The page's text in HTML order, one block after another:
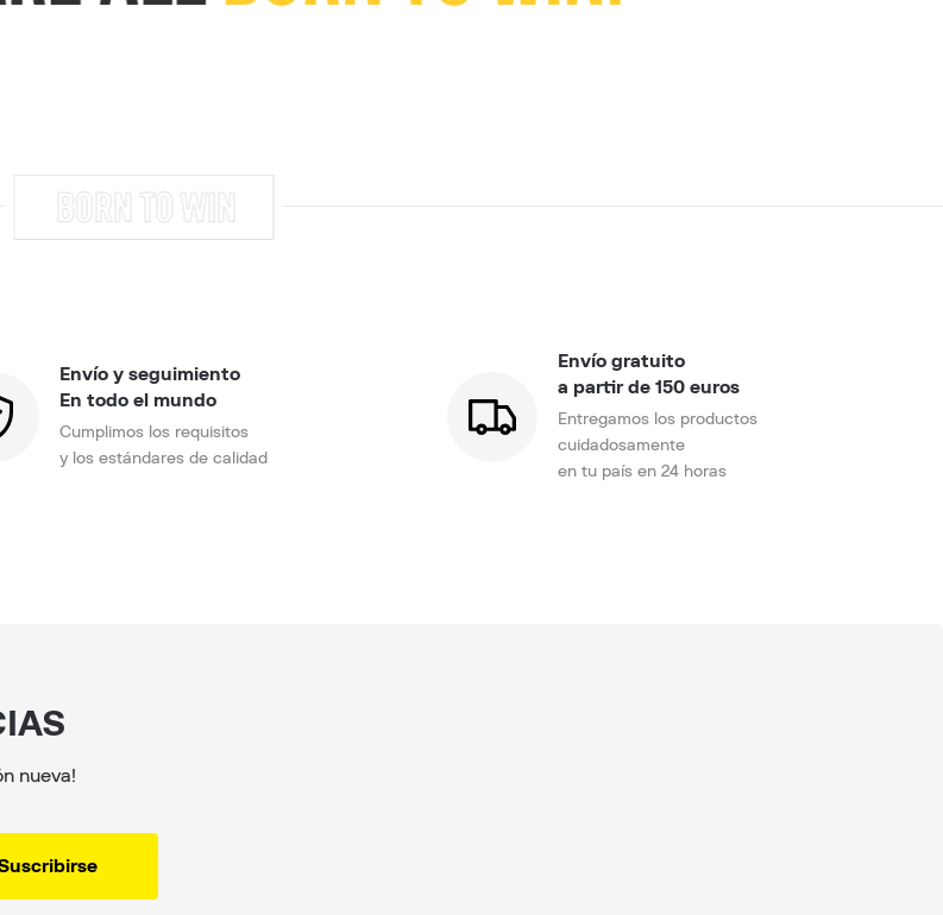
Envío y seguimiento
En todo el mundo
Cumplimos los requisitos
y los estándares de calidad
Envío gratuito
a partir de 150 euros
Entregamos los productos
cuidadosamente
en tu país en 24 horas
nueva!